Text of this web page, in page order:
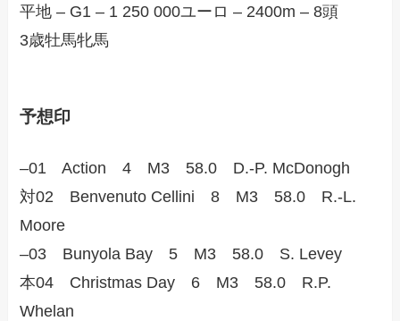
平地 – G1 – 1 250 000ユーロ – 2400m – 8頭
3歳牡馬牝馬
予想印
–01 Action 4 M3 58.0 D.-P. McDonogh
対02 Benvenuto Cellini 8 M3 58.0 R.-L.
Moore
–03 Bunyola Bay 5 M3 58.0 S. Levey
本04 Christmas Day 6 M3 58.0 R.P.
Whelan